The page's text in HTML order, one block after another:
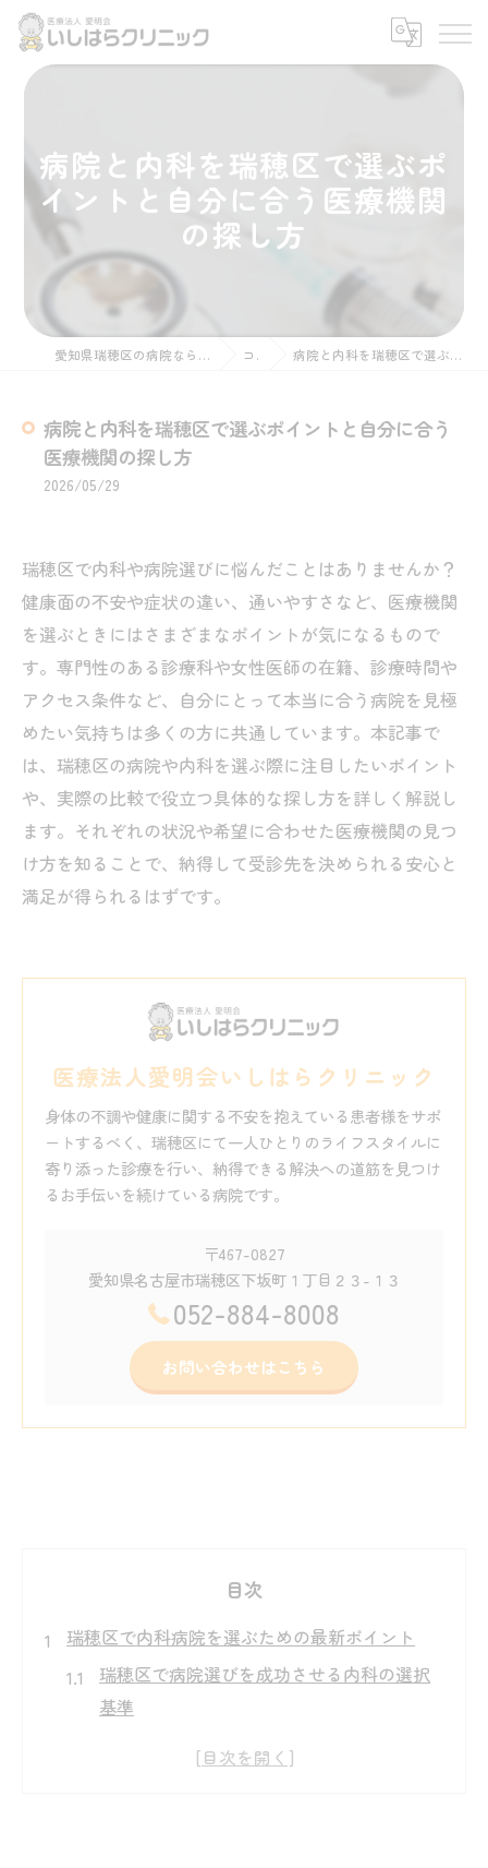
病院と内科を瑞穂区で選ぶポ
イントと自分に合う医療機関
の探し方
愛知県瑞穂区の病院なら医療法人愛明会いしはらクリニック コラム 病院と内科を瑞穂区で選ぶポイントと自分に合う医療機関の探し方
病院と内科を瑞穂区で選ぶポイントと自分に合う
医療機関の探し方
2026/05/29
瑞穂区で内科や病院選びに悩んだことはありませんか？
健康面の不安や症状の違い、通いやすさなど、医療機関
を選ぶときにはさまざまなポイントが気になるもので
す。専門性のある診療科や女性医師の在籍、診療時間や
アクセス条件など、自分にとって本当に合う病院を見極
めたい気持ちは多くの方に共通しています。本記事で
は、瑞穂区の病院や内科を選ぶ際に注目したいポイント
や、実際の比較で役立つ具体的な探し方を詳しく解説し
ます。それぞれの状況や希望に合わせた医療機関の見つ
け方を知ることで、納得して受診先を決められる安心と
満足が得られるはずです。
医療法人愛明会いしはらクリニック
身体の不調や健康に関する不安を抱えている患者様をサポ
ートするべく、瑞穂区にて一人ひとりのライフスタイルに
寄り添った診療を行い、納得できる解決への道筋を見つけ
るお手伝いを続けている病院です。
〒467-0827
愛知県名古屋市瑞穂区下坂町１丁目２３-１３
052-884-8008
お問い合わせはこちら
目次
瑞穂区で内科病院を選ぶための最新ポイント
瑞穂区で病院選びを成功させる内科の選択
基準
内科病院のおすすめポイントを瑞穂区で徹